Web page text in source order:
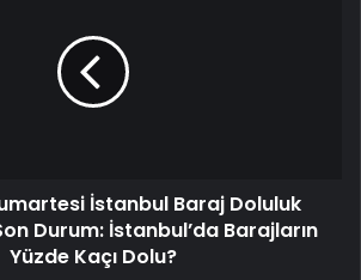
İstanbul Baraj Doluluk
Durum: İstanbul’da Barajların
Yüzde Kaçı Dolu?